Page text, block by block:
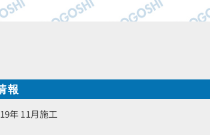
報
年 11月施工